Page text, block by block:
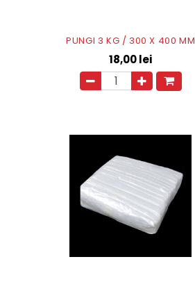
PUNGI 3 KG / 300 X 400 MM
18,00lei